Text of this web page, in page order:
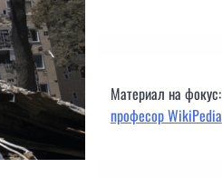
Материал на фокус:
професор WikiPedia